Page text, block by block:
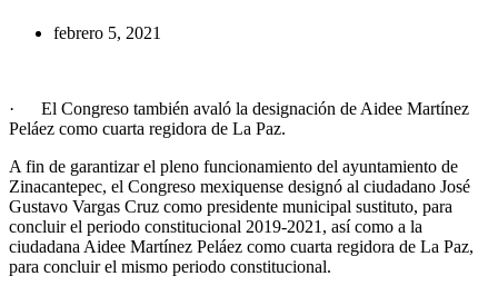
febrero 5, 2021
· El Congreso también avaló la designación de Aidee Martínez
Peláez como cuarta regidora de La Paz.
A fin de garantizar el pleno funcionamiento del ayuntamiento de
Zinacantepec, el Congreso mexiquense designó al ciudadano José
Gustavo Vargas Cruz como presidente municipal sustituto, para
concluir el periodo constitucional 2019-2021, así como a la
ciudadana Aidee Martínez Peláez como cuarta regidora de La Paz,
para concluir el mismo periodo constitucional.